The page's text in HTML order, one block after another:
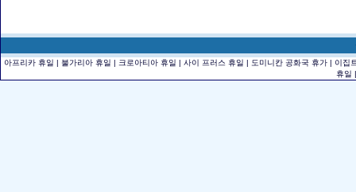
아프리카 휴일| 불가리아 휴일| 크로아티아 휴일|사이 프러스 휴일| 도미니칸 공화국 휴가| 이집
휴일